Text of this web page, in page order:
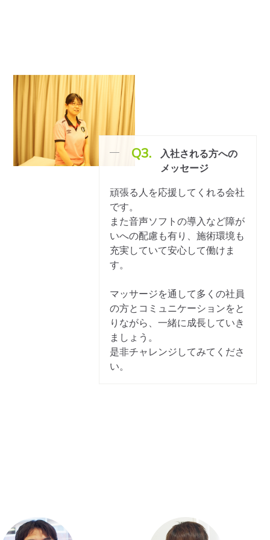
Q3.
入社される方への
メッセージ
頑張る人を応援してくれる会社
です。
また音声ソフトの導入など障が
いへの配慮も有り、施術環境も
充実していて安心して働けま
す。
マッサージを通して多くの社員
の方とコミュニケーションをと
りながら、一緒に成長していき
ましょう。
是非チャレンジしてみてくださ
い。